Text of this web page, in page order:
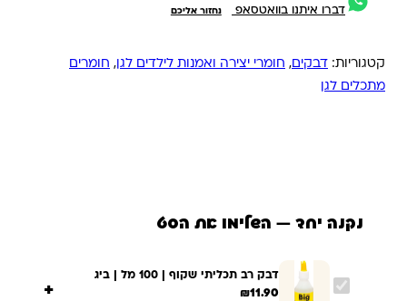
דברו איתנו בוואטסאפ נחזור אליכם
קטגוריות: דבקים, חומרי יצירה ואמנות לילדים לגן , חומרים
מתכלים לגן
נקנה יחד — השלימו את הסט
דבק רב תכליתי שקוף | 100 מל | ביג
₪11.90
+